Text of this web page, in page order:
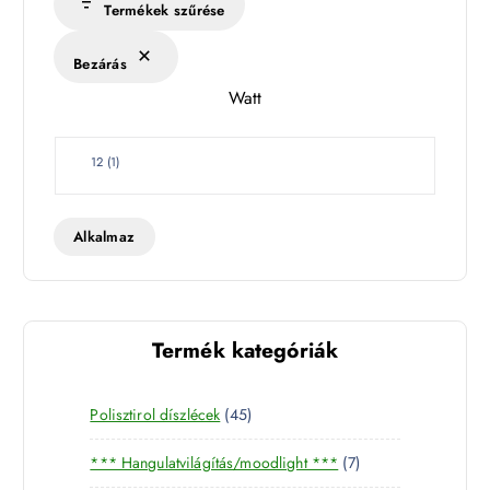
k
Termékek szűrése
Bezárás
Watt
W
t
12 (1)
Alkalmaz
Termék kategóriák
Polisztirol díszlécek 454
5
t
*** Hangulatvilágítás/moodlight *** 77